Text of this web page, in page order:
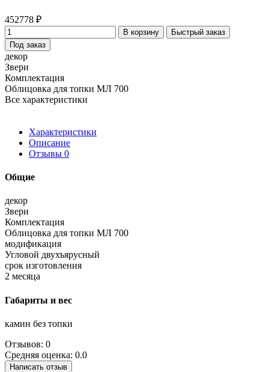
452778 ₽
В корзину
Быстрый заказ
Под заказ
декор
Звери
Комплектация
Облицовка для топки МЛ 700
Все характеристики
Характеристики
Описание
Отзывы 0
Общие
декор
Звери
Комплектация
Облицовка для топки МЛ 700
модификация
Угловой двухъярусный
срок изготовления
2 месяца
Габариты и вес
камин без топки
Отзывов: 0
Средняя оценка: 0.0
Написать отзыв